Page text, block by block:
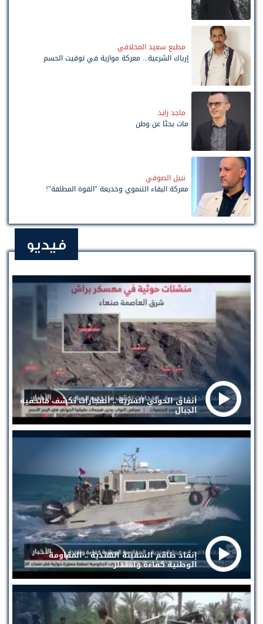
مطيع سعيد المخلافي
إرباك الشرعية... معركة موازية في توقيت الحسم
ماجد زايد
مات بحثًا عن وطن
نبيل الصوفي
معركة البقاء التنموي وخديعة "القوة المطلقة"!
فيديو
أنفاق الحوثي السرية .. انفجارات تكشف ماتخفيه
الجبال
إنقاذ طاقم السفينة الهندية .. المقاومة
الوطنية كفاءة واقتدار